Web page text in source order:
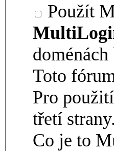
Použít
Toto
Pro
třetí strany.
Co je to